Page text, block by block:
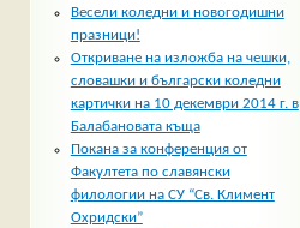
Весели коледни и новогодишни
празници!
Откриване на изложба на чешки,
словашки и български коледни
картички на 10 декември 2014 г. в
Балабановата къща
Покана за конференция от
Факултета по славянски
филологии на СУ “Св. Климент
Охридски”